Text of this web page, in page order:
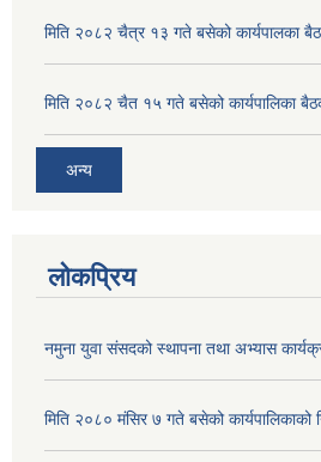
मिति २०८२ चैत्र १३ गते बसेको कार्यपालका
मिति २०८२ चैत १५ गते बसेको कार्यपालिका
अन्य
लोकप्रिय
नमुना युवा संसदको स्थापना तथा अभ्यास
मिति २०८० मंसिर ७ गते बसेको कार्यपालिकाको